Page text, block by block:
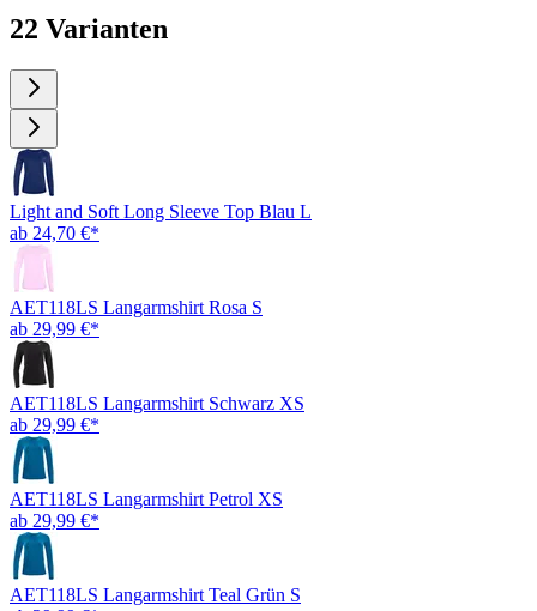
22 Varianten
Light and Soft Long Sleeve Top Blau L
ab 24,70 €*
AET118LS Langarmshirt Rosa S
ab 29,99 €*
AET118LS Langarmshirt Schwarz XS
ab 29,99 €*
AET118LS Langarmshirt Petrol XS
ab 29,99 €*
AET118LS Langarmshirt Teal Grün S